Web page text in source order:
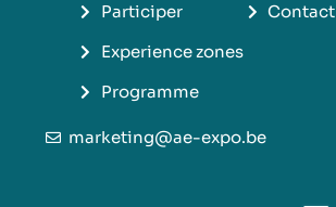
Participer
Experience zones
Programme
Contact
marketing@ae-expo.be